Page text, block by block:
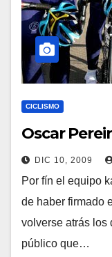
CICLISMO
Oscar
DIC 10, 2009
Por fín el equipo
de haber firmado
volverse atrás los
público que…